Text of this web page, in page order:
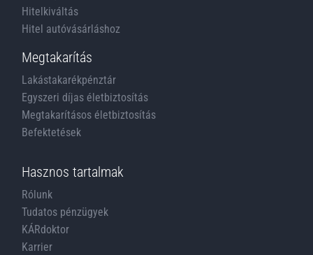
Hitelkiváltás
Hitel autóvásárláshoz
Megtakarítás
Lakástakarékpénztár
Egyszeri díjas életbiztosítás
Megtakarításos életbiztosítás
Befektetések
Hasznos tartalmak
Rólunk
Tudatos pénzügyek
KÁRdoktor
Karrier